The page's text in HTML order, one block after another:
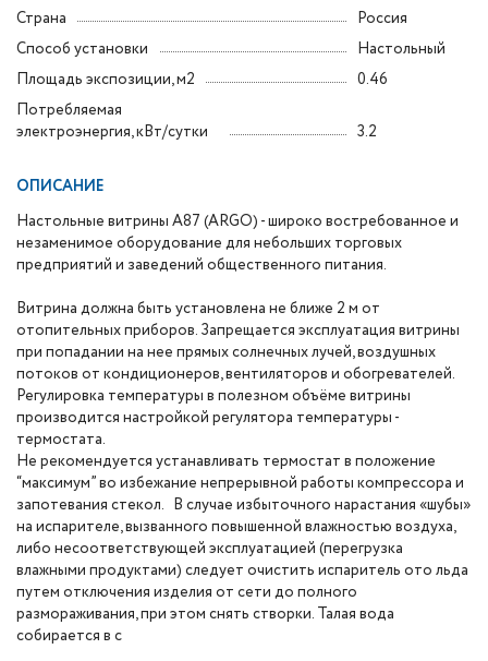
Страна
Россия
Способ установки
Настольный
Площадь экспозиции, м2
0.46
Потребляемая
электроэнергия, кВт/сутки
3.2
ОПИСАНИЕ
Настольные витрины A87 (ARGO) - широко востребованное и
незаменимое оборудование для небольших торговых
предприятий и заведений общественного питания.
Витрина должна быть установлена не ближе 2 м от
отопительных приборов. Запрещается эксплуатация витрины
при попадании на нее прямых солнечных лучей, воздушных
потоков от кондиционеров, вентиляторов и обогревателей.
Регулировка температуры в полезном объёме витрины
производится настройкой регулятора температуры -
термостата.
Не рекомендуется устанавливать термостат в положение
“максимум” во избежание непрерывной работы компрессора и
запотевания стекол. В случае избыточного нарастания «шубы»
на испарителе, вызванного повышенной влажностью воздуха,
либо несоответствующей эксплуатацией (перегрузка
влажными продуктами) следует очистить испаритель ото льда
путем отключения изделия от сети до полного
размораживания, при этом снять створки. Талая вода
собирается в с